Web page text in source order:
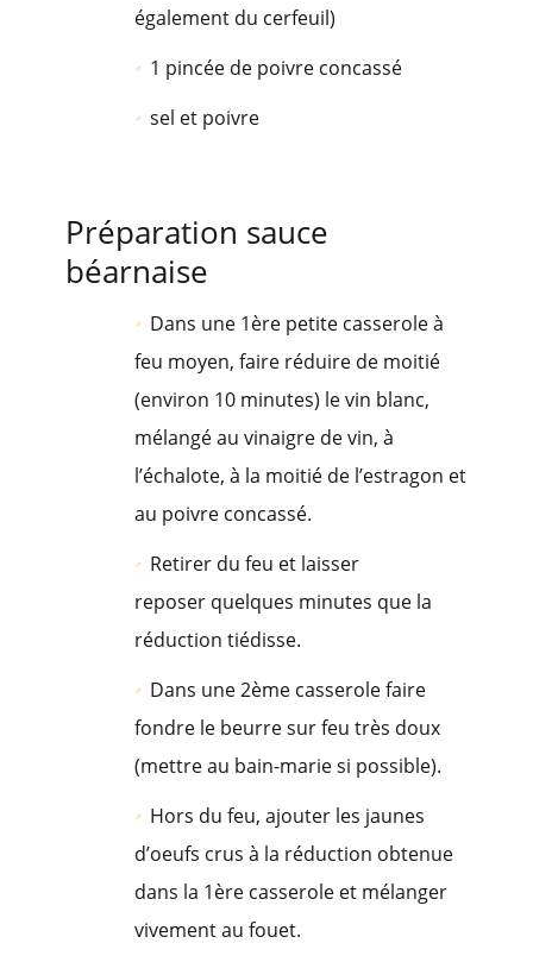
également du cerfeuil)
1 pincée de poivre concassé
sel et poivre
Préparation sauce
béarnaise
Dans une 1ère petite casserole à
feu moyen, faire réduire de moitié
(environ 10 minutes) le vin blanc,
mélangé au vinaigre de vin, à
l’échalote, à la moitié de l’estragon et
au poivre concassé.
Retirer du feu et laisser
reposer quelques minutes que la
réduction tiédisse.
Dans une 2ème casserole faire
fondre le beurre sur feu très doux
(mettre au bain-marie si possible).
Hors du feu, ajouter les jaunes
d’oeufs crus à la réduction obtenue
dans la 1ère casserole et mélanger
vivement au fouet.